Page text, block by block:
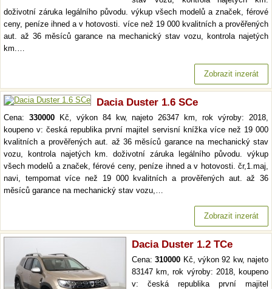
doživotní záruka legálního původu. výkup všech modelů a značek, férové
ceny, peníze ihned a v hotovosti. více než 19 000 kvalitních a prověřených
aut. až 36 měsíců garance na mechanický stav vozu, kontrola najetých
km.…
Zobrazit inzerát
Dacia Duster 1.6 SCe
Cena: 330000Kč, výkon 84 kw, najeto 26347 km, rok výroby: 2018,
koupeno v: česká republika první majitel servisní knížka více než 19 000
kvalitních a prověřených aut. až 36 měsíců garance na mechanický stav
vozu, kontrola najetých km. doživotní záruka legálního původu. výkup
všech modelů a značek, férové ceny, peníze ihned a v hotovosti. čr,1.maj,
navi, tempomat více než 19 000 kvalitních a prověřených aut. až 36
měsíců garance na mechanický stav vozu,…
Zobrazit inzerát
Dacia Duster 1.2 TCe
Cena:310000 Kč, výkon 92 kw, najeto
83147 km, rok výroby: 2018, koupeno
v: česká republika první majitel